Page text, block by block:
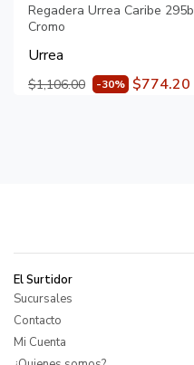
Regadera Urrea Caribe 295b
Cromo
Urrea
$1,106.00 -30% $774.20
El Surtidor
Sucursales
Contacto
Mi Cuenta